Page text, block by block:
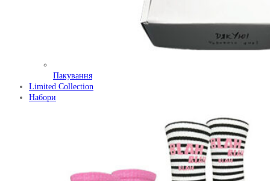
Пакування
Limited Collection
Набори